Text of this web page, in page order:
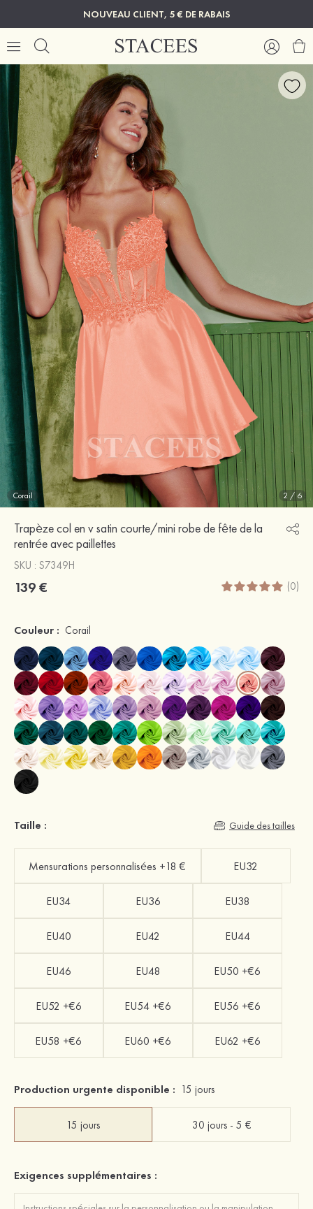
NOUVEAU CLIENT, 5 € DE RABAIS
Corail 2 / 6
Trapèze col en v satin courte/mini robe de fête de la
rentrée avec paillettes
SKU : S7349H
139 € (0)
Couleur : Corail
Taille : Guide des tailles
Mensurations personnalisées +18 € EU32
EU34 EU36 EU38
EU40 EU42 EU44
EU46 EU48 EU50 +€6
EU52 +€6 EU54 +€6 EU56 +€6
EU58 +€6 EU60 +€6 EU62 +€6
Production urgente disponible : 15 jours
15 jours 30 jours - 5 €
Exigences supplémentaires :